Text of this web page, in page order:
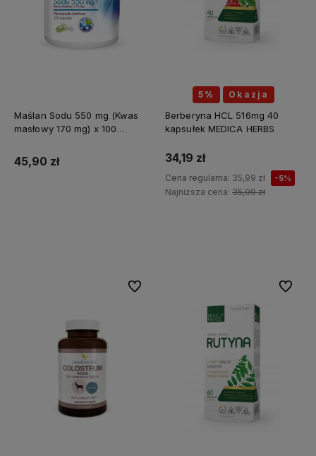
Maślan Sodu 550 mg (Kwas
masłowy 170 mg) x 100
45,90 zł
5% Okazja
Berberyna HCL 516mg 40
kapsułek MEDICA HERBS
34,19 zł
Cena regularna: 35,99 zł -5%
Najniższa cena: 35,99 zł
Do ulubionych Do